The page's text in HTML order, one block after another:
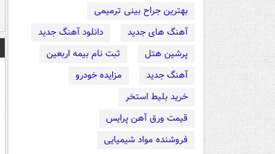
بهترین جراح بینی ترمیمی
آهنگ های جدید
دانلود آهنگ جدید
پرشین هتل
ثبت نام بیمه اربعین
آهنگ جدید
مزایده خودرو
خرید بلیط استخر
قیمت ورق آهن پرایس
فروشنده مواد شیمیایی